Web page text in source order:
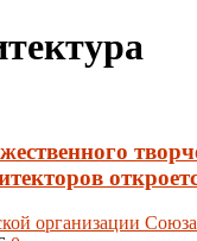
организации Союза